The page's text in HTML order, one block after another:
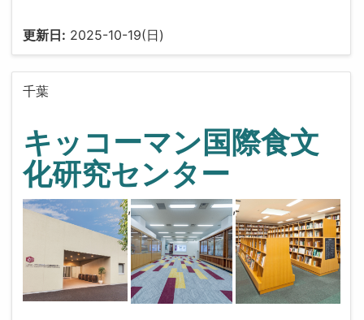
更新日: 2025-10-19(日)
千葉
キッコーマン国際食文
化研究センター
, ,